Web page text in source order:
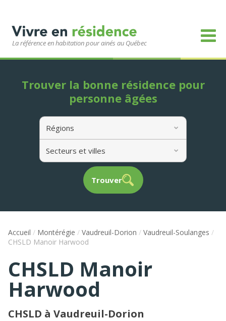
La référence en habitation pour ainés au Québec
Régions
Secteurs et villes
Trouver
Trouver la bonne résidence pour
personne âgées
Accueil / Montérégie / Vaudreuil-Dorion / Vaudreuil-Soulanges /
CHSLD Manoir Harwood
CHSLD Manoir
Harwood
CHSLD à Vaudreuil-Dorion